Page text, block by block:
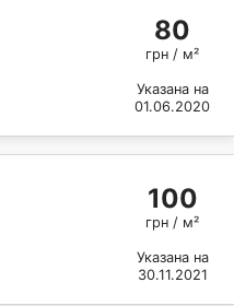
80
грн / м²
Указана на
01.06.2020
100
грн / м²
Указана на
30.11.2021